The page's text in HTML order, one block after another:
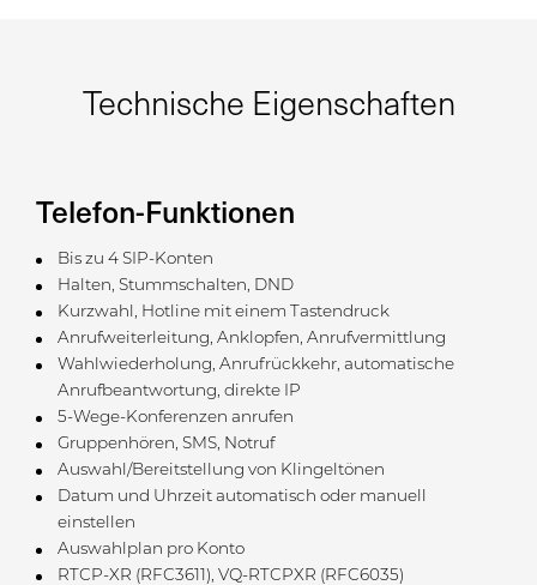
Technische Eigenschaften
Telefon-Funktionen
Bis zu 4 SIP-Konten
Halten, Stummschalten, DND
Kurzwahl, Hotline mit einem Tastendruck
Anrufweiterleitung, Anklopfen, Anrufvermittlung
Wahlwiederholung, Anrufrückkehr, automatische
Anrufbeantwortung, direkte IP
5-Wege-Konferenzen anrufen
Gruppenhören, SMS, Notruf
Auswahl/Bereitstellung von Klingeltönen
Datum und Uhrzeit automatisch oder manuell
einstellen
Auswahlplan pro Konto
RTCP-XR (RFC3611), VQ-RTCPXR (RFC6035)